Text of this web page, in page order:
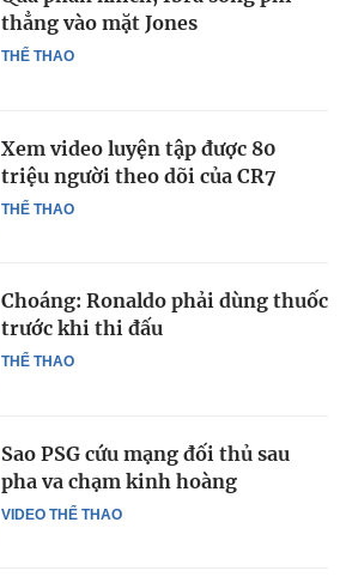
THỂ THAO
thẳng vào mặt Jones
THỂ THAO
Xem video luyện tập được 80
triệu người theo dõi của CR7
THỂ THAO
Choáng: Ronaldo phải dùng thuốc
trước khi thi đấu
VIDEO THỂ THAO
Sao PSG cứu mạng đối thủ sau
pha va chạm kinh hoàng